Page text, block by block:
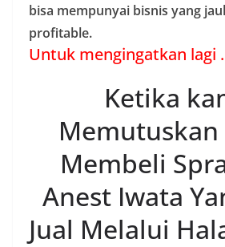
bisa mempunyai bisnis yang
profitable.
Untuk mengingatkan lagi
Ketika
Membeli
Anest Iwata
Jual Melalui